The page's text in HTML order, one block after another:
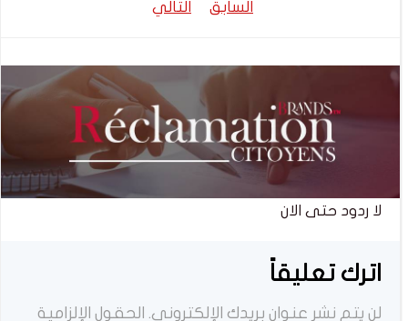
السابق
تصفّح
التالي
لا ردود حتى الان
اترك تعليقاً
لن يتم نشر عنوان بريدك الإلكتروني. الحقول الإلزامية